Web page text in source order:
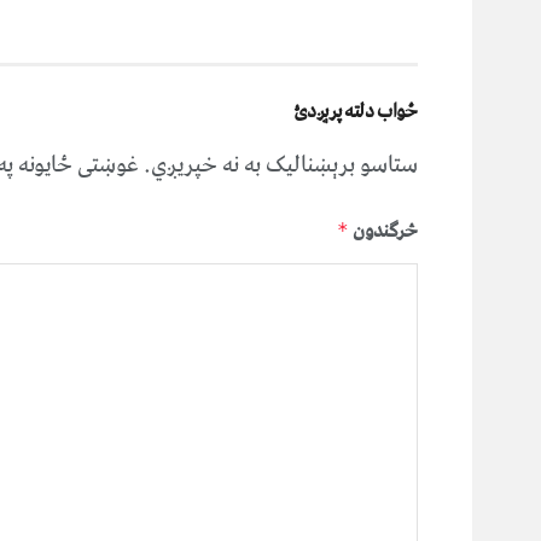
ځواب دلته پرېږدئ
ستاسو برېښناليک به نه خپريږي.غوښتى ځایونه
څرگندون *